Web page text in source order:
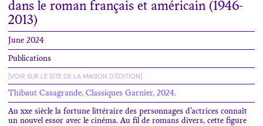
dans le roman français et américain (1946-
2013)
June 2024
Publications
[VOIR SUR LE SITE DE LA MAISON D'ÉDITION]
Thibaut Casagrande, Classiques Garnier, 2024.
Au xxe siècle la fortune littéraire des personnages d’actrices connaît
un nouvel essor avec le cinéma. Au fil de romans divers, cette figure